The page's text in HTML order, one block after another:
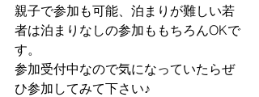
親子で参加も可能、泊まりが難しい若
者は泊まりなしの参加ももちろんOKで
す。
参加受付中なので気になっていたらぜ
ひ参加してみて下さい♪